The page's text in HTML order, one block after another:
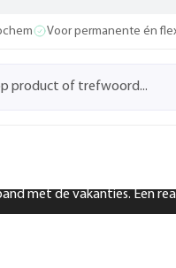
met de vakanties. Een
Voor permanente én